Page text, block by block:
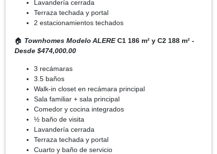
Lavandería cerrada
Terraza techada y portal
2 estacionamientos techados
🏠 Townhomes Modelo ALEREC1 186 m² y C2 188 m² -
Desde $474,000.00
3 recámaras
3.5 baños
Walk-in closet en recámara principal
Sala familiar + sala principal
Comedor y cocina integrados
½ baño de visita
Lavandería cerrada
Terraza techada y portal
Cuarto y baño de servicio